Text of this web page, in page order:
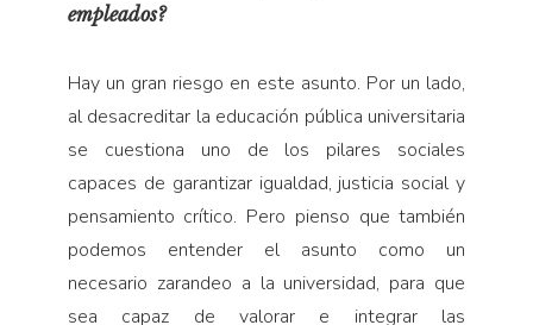
empleados?
Hay un gran riesgo en este asunto. Por un lado,
al desacreditar la educación pública universitaria
se cuestiona uno de los pilares sociales
capaces de garantizar igualdad, justicia social y
pensamiento crítico. Pero pienso que también
podemos entender el asunto como un
necesario zarandeo a la universidad, para que
sea capaz de valorar e integrar las